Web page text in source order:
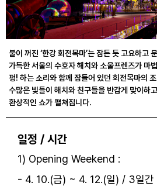
불이 꺼진 ‘한강 회전목마’는 잠든 듯 고요하고
가득한 서울의 수호자 해치와 소울프렌즈가 마
펑! 하는 소리와 함께 잠들어 있던 회전목마의
수많은 빛들이 해치와 친구들을 반갑게 맞이하
환상적인 쇼가 펼쳐집니다.
일정 / 시간
1) Opening Weekend :
- 4. 10.(금) ~ 4. 12.(일) / 3일간